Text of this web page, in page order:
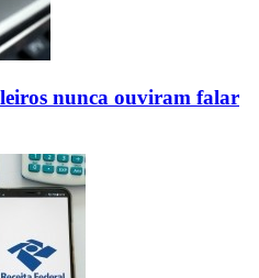
nunca ouviram falar